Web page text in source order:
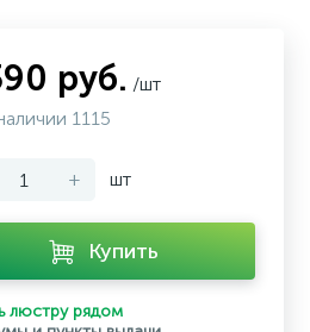
руб. /шт
1115
+ шт
Купить
люстру рядом